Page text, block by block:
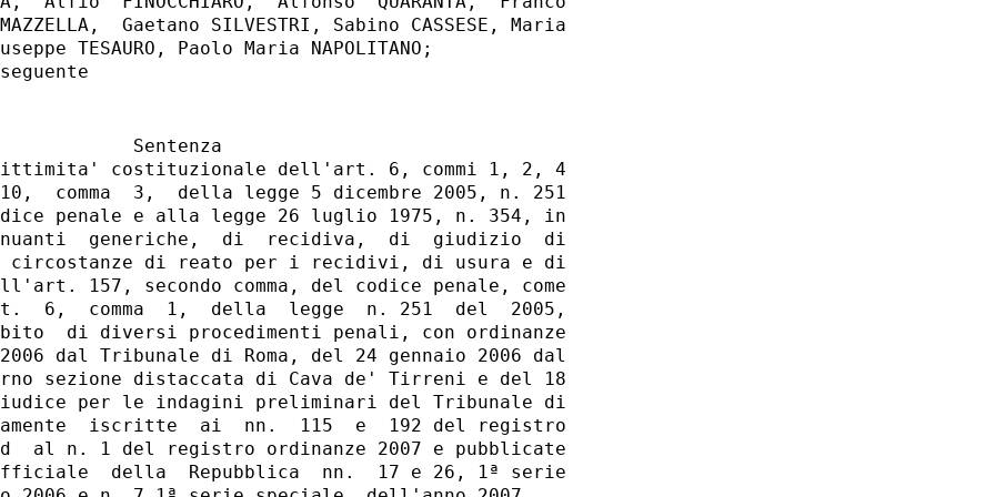
Gaetano SILVESTRI, Sabino CASSESE, Maria
TESAURO, Paolo Maria NAPOLITANO;
ricettazione in luogo
di quella ordinaria di cui al primo comma dell'art. 648 cod. pen., il
reato risulterebbe prescritto.
   Il  giudice  a quo ritiene che la modifica introdotta dall'art. 6,
comma 1, della legge n. 251 del 2005 contrasti con l'art. 3 Cost. sia
sotto  il  profilo  del  principio di ragionevolezza che di quello di
uguaglianza.
   Quanto  alla  mancanza di ragionevolezza della norma censurata, il
rimettente  evidenzia  che  il legislatore ha ritenuto di individuare
nella  gravita' del reato e - con un significativo aspetto di novita'
riguardo  al  sistema  normativo  precedente  -  nella  pericolosita'
sociale  dell'imputato  i  criteri  che  consentono  di diversificare
ragionevolmente i termini di prescrizione del reato.
   Egli  ritiene  che  «l'aver  escluso  dal  calcolo  le circostanze
ordinarie,   ha,   praticamente,   privato   il   Giudice   di   ogni
discrezionalita'  nella  quantificazione  della  pena  ai  fini della
prescrizione  e  ha  reso  il  processo  di  determinazione del tempo
necessario  a  prescrivere  quanto  piu' rigido e rigoroso possibile,
introducendo  nell'ordinamento  una  sorta di presunzione iuris et de
iure   di   gravita'  del  reato»  Questa  scelta,  rientrante  nella
discrezionalita'   del  legislatore,  tuttavia,  verrebbe  ad  essere
contraddetta  dalla  stessa  norma allorche' prevede che l'aumento di
pena  previsto dalle circostanze aggravanti ad effetto speciale debba
essere calcolato nella determinazione del termine di prescrizione.
   Secondo  il rimettente, dal momento che il legislatore ha ritenuto
di  ricorrere  ai  massimi  edittali  per determinare la gravita' del
reato  cui,  a  sua  volta,  agganciare  i  termini  differenziati di
prescrizione,   escludendo   dal  calcolo  le  circostanze  ordinarie
(attenuanti   o   aggravanti   che   siano)  e  impedendo,  comunque,
qualsivoglia possibilita' di ricorrere al bilanciamento delle stesse,
la  successiva  scelta  di  utilizzare  contra  reum  le  circostanze
aggravanti  speciali  e  ad  effetto speciale senza tener conto delle
analoghe circostanze attenuanti, non trova alcuna valida spiegazione,
atteso  che  queste  ultime  concorrono  a determinare, al pari delle
prime, la gravita' dell'illecito penale.
   Se,  dunque,  il  legislatore  ha voluto irrigidire il riferimento
alla  gravita'  del  reato,  escludendo  le  circostanze  ordinarie e
valorizzando  solo  le  aggravanti speciali o ad effetto speciale che
incidono  piu'  significativamente sulla pena, una volta operata tale
scelta,  ragionevolmente,  doveva  attribuire  la  medesima rilevanza
anche alle circostanze attenuanti speciali o ad effetto speciale che,
al   pari   delle   prime,  quantunque  in  senso  opposto,  incidono
astrattamente sulla gravita' dell'evento criminoso.
   A  parere  del  Tribunale,  la  disciplina censurata provocherebbe
anche  «ingiustificate  disparita'  di trattamento» laddove, come nel
caso  di  specie,  ogni  reato  attenuato  da  circostanze ad effetto
speciale  verrebbe  a  prescriversi  in  un  termine  di  gran  lunga
superiore  a  quello  stabilito per tutti gli altri delitti puniti in
via   principale   con  la  medesima  pena  stabilita  per  l'ipotesi
delittuosa  attenuata. Disparita' ancora piu' accentuata allorche' si
consideri  l'ipotesi di chi debba rispondere di un delitto variamente
aggravato  da  circostanze ordinarie (di cui non si puo' tenere conto
ai  fini  del  calcolo  del termine di prescrizione) ma punito, nella
figura  base,  con  pena  uguale  a quella prevista per un'ipotesi di
altra  fattispecie  criminosa  attenuata da circostanze speciali o ad
effetto speciale.
   La   citata   evidente   disparita'  di  trattamento,  secondo  il
rimettente,  trasmoda,  in concreto, in un regolamento irrazionale di
identiche  situazioni  sostanziali, con la conseguenza, in termini di
ragionevolezza  che,  nel  caso di specie, l'imputato non potrebbe in
alcun  caso  riportare  una  pena superiore a sei anni di reclusione,
mentre  nei suoi confronti il tempo necessario a prescrivere andrebbe
calcolato  su  una pena massima diversa (quella di anni otto prevista
al primo comma) e, soprattutto, sostanzialmente estranea e, comunque,
inapplicabile alla fattispecie.
   1.2. - E' intervenuto nel giudizio il Presidente del Consiglio dei
ministri,  rappresentato  dall'Avvocatura  generale  dello  Stato, il
quale  ha  chiesto  che  la  questione  sia dichiarata manifestamente
infondata in quanto il rimettente potrebbe fare comunque applicazione
della  circostanza  di  cui al secondo comma dell'art. 648 cod. pen.,
posto  che  -  a  norma dell'art. 10, comma 2, della legge n. 251 del
2005  - e' previsto che la nuova disciplina della prescrizione non si
applichi   nei   procedimenti   in  corso  «se  i  nuovi  termini  di
prescrizione risultano piu' lunghi di quelli previgenti».
   2.  -  Il  Tribunale  di  Salerno,  sezione distaccata di Cava de'
Tirreni, con ordinanza del 24 gennaio 2006 (r.o. n. 192 del 2006), ha
sollevato,  in  riferimento agli artt. 3, 13,